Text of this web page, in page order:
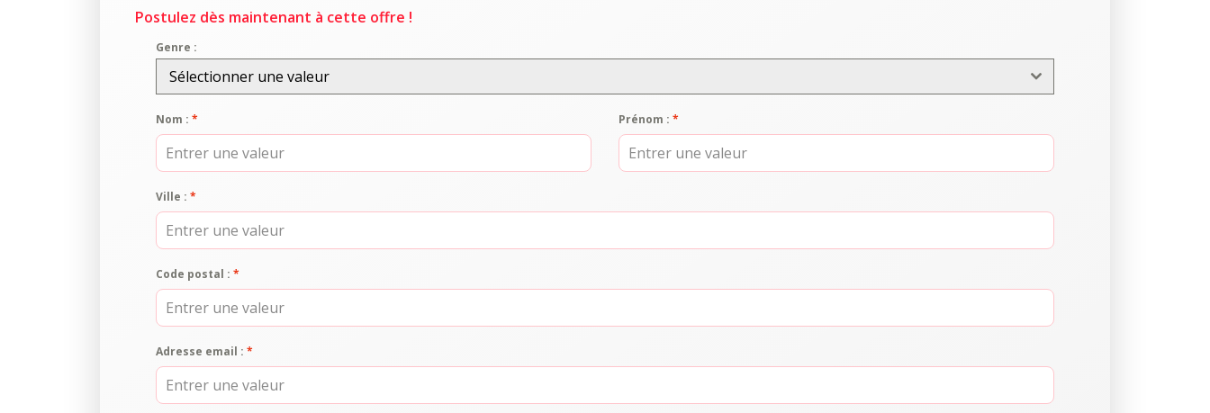
Postulez dès maintenant à cette offre !
Genre :
Sélectionner une valeur
Nom : * Prénom : *
Ville : *
Code postal : *
Adresse email : *